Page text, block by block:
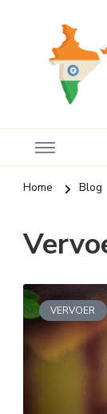
Home Blog
VERVOER